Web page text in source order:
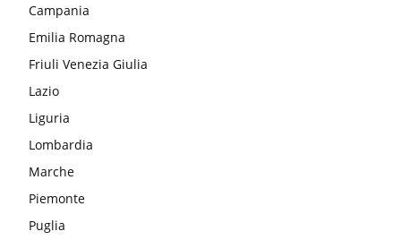
Campania
Emilia Romagna
Friuli Venezia Giulia
Lazio
Liguria
Lombardia
Marche
Piemonte
Puglia